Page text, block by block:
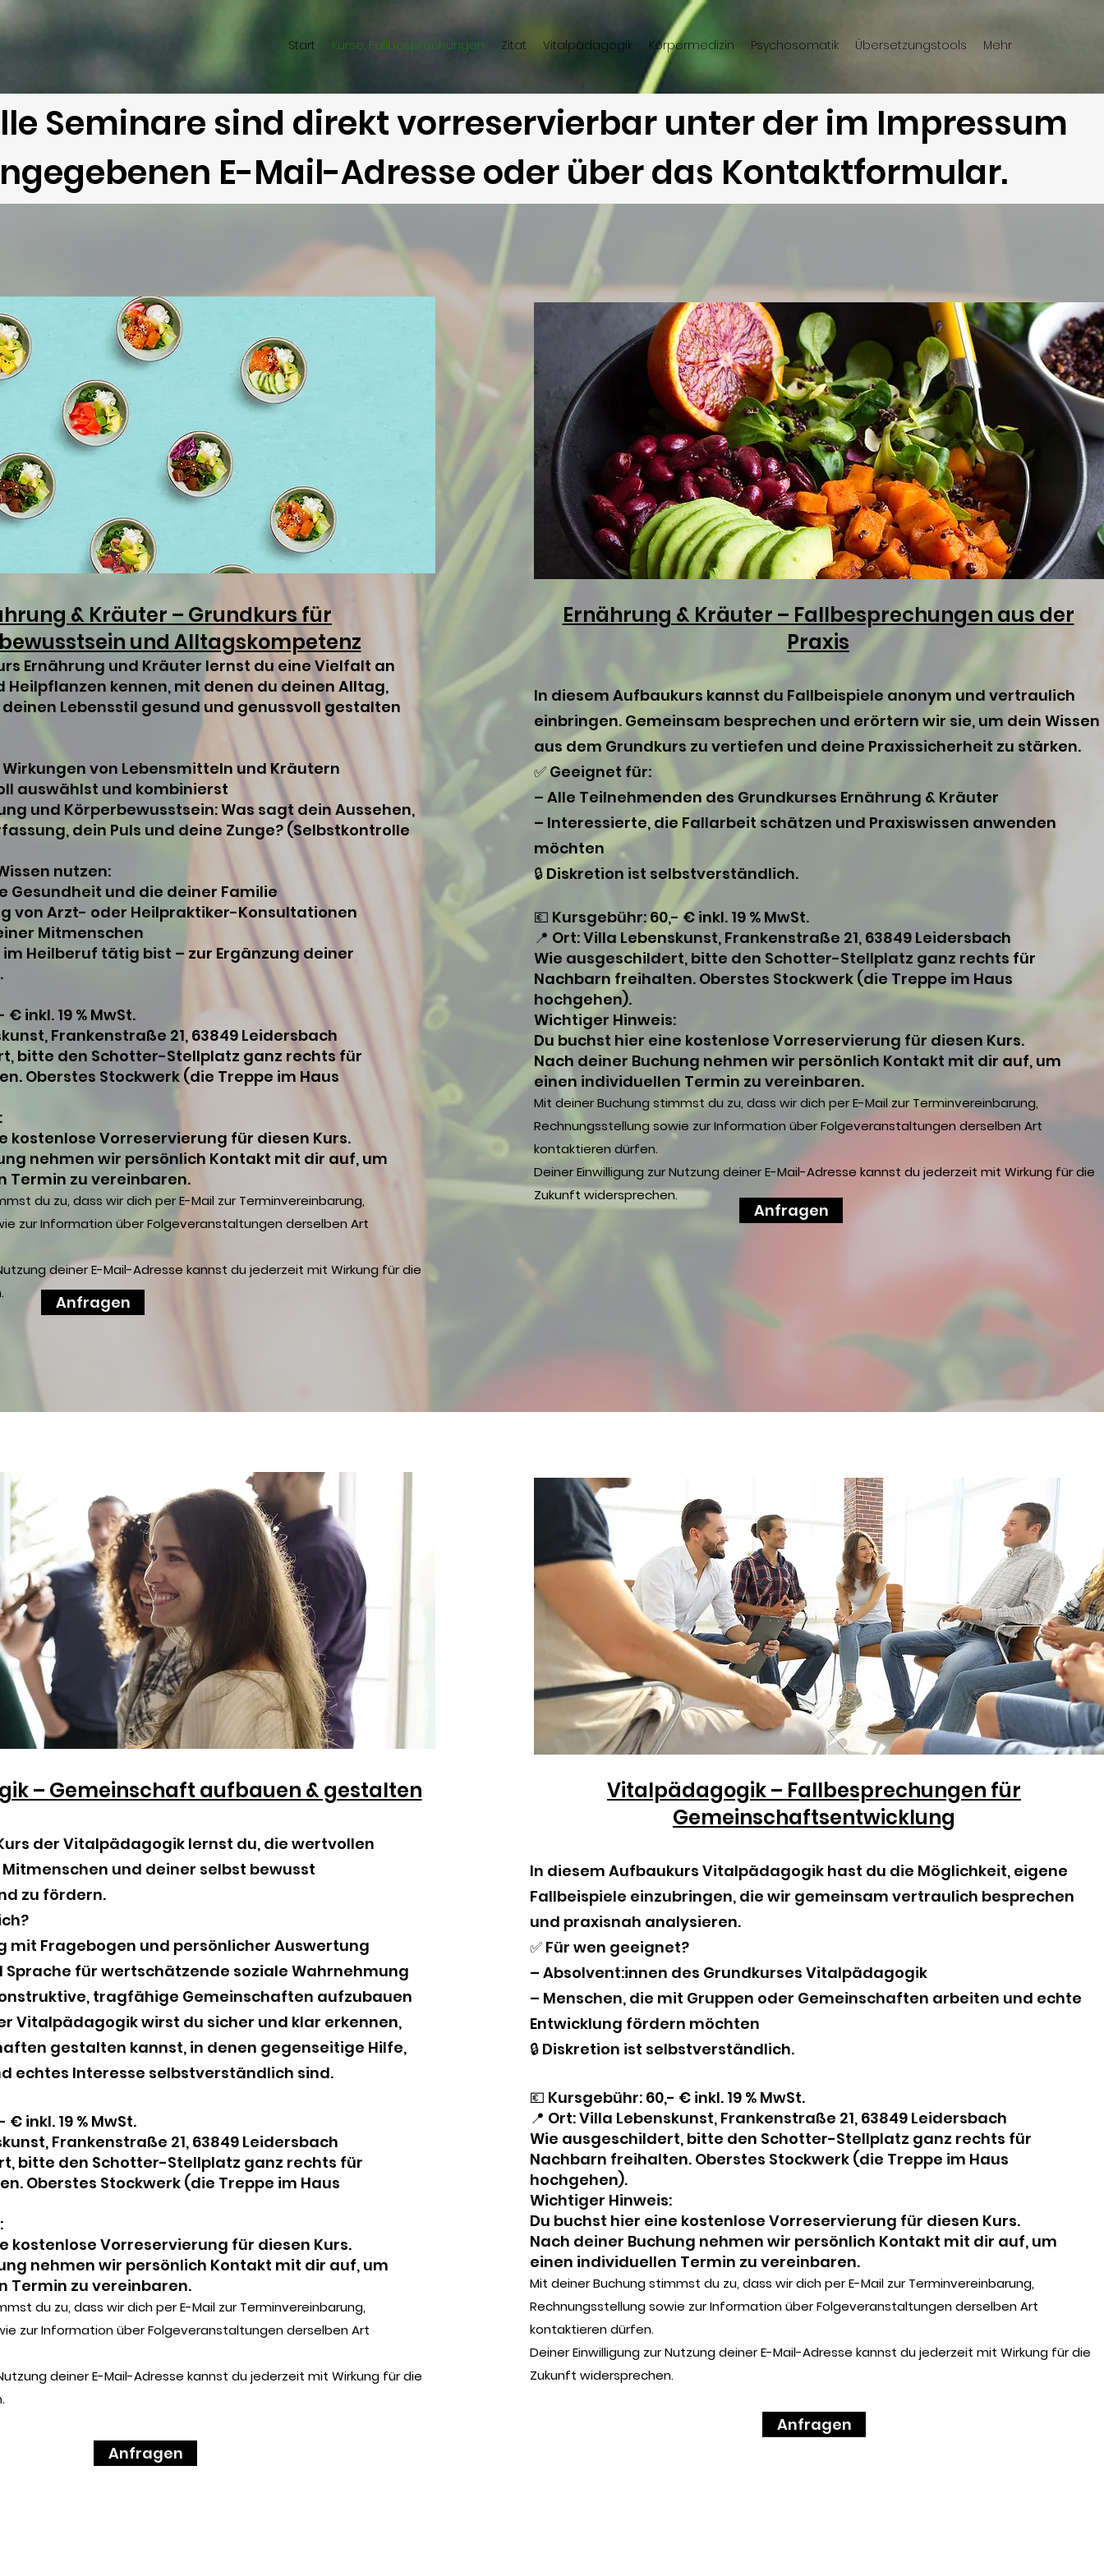
Start Kurse, Fallbesprechungen Zitat Vitalpädagogik Körpermedizin Psychosomatik Übersetzungstools Mehr
Seminare sind direkt vorreservierbar unter der im Impressum
E-Mail-Adresse oder über das Kontaktformular.
your site with a short, engaging introduction.
click to edit and add your own text.
& Kräuter – Grundkurs für
und Alltagskompetenz
Ernährung und Kräuter lernst du eine Vielfalt an
Heilpflanzen kennen, mit denen du deinen Alltag,
Lebensstil gesund und genussvoll gestalten
von Lebensmitteln und Kräutern
auswählst und kombinierst
und Körperbewusstsein: Was sagt dein Aussehen,
dein Puls und deine Zunge? (Selbstkontrolle
nutzen:
Gesundheit und die deiner Familie
von Arzt- oder Heilpraktiker-Konsultationen
Mitmenschen
im Heilberuf tätig bist – zur Ergänzung deiner
inkl. 19 % MwSt.
Frankenstraße 21, 63849 Leidersbach
bitte den Schotter-Stellplatz ganz rechts für
Oberstes Stockwerk (die Treppe im Haus
kostenlose Vorreservierung für diesen Kurs.
nehmen wir persönlich Kontakt mit dir auf, um
Termin zu vereinbaren.
du zu, dass wir dich per E-Mail zur Terminvereinbarung,
zur Information über Folgeveranstaltungen derselben Art
deiner E-Mail-Adresse kannst du jederzeit mit Wirkung für die
Anfragen
Ernährung & Kräuter – Fallbesprechungen aus der
Praxis
In diesem Aufbaukurs kannst du Fallbeispiele anonym und vertraulich
einbringen. Gemeinsam besprechen und erörtern wir sie, um dein Wissen
aus dem Grundkurs zu vertiefen und deine Praxissicherheit zu stärken.
✅ Geeignet für:
– Alle Teilnehmenden des Grundkurses Ernährung & Kräuter
– Interessierte, die Fallarbeit schätzen und Praxiswissen anwenden
möchten
🔒 Diskretion ist selbstverständlich.
💶 Kursgebühr: 60,- € inkl. 19 % MwSt.
📍 Ort: Villa Lebenskunst, Frankenstraße 21, 63849 Leidersbach
Wie ausgeschildert, bitte den Schotter-Stellplatz ganz rechts für
Nachbarn freihalten. Oberstes Stockwerk (die Treppe im Haus
hochgehen).
Wichtiger Hinweis:
Du buchst hier eine kostenlose Vorreservierung für diesen Kurs.
Nach deiner Buchung nehmen wir persönlich Kontakt mit dir auf, um
einen individuellen Termin zu vereinbaren.
Mit deiner Buchung stimmst du zu, dass wir dich per E-Mail zur Terminvereinbarung,
Rechnungsstellung sowie zur Information über Folgeveranstaltungen derselben Art
kontaktieren dürfen.
Deiner Einwilligung zur Nutzung deiner E-Mail-Adresse kannst du jederzeit mit Wirkung für die
Zukunft widersprechen.
Anfragen
your site with a short, engaging introduction.
click to edit and add your own text.
– Gemeinschaft aufbauen & gestalten
der Vitalpädagogik lernst du, die wertvollen
und deiner selbst bewusst
zu fördern.
mit Fragebogen und persönlicher Auswertung
für wertschätzende soziale Wahrnehmung
tragfähige Gemeinschaften aufzubauen
Vitalpädagogik wirst du sicher und klar erkennen,
gestalten kannst, in denen gegenseitige Hilfe,
echtes Interesse selbstverständlich sind.
inkl. 19 % MwSt.
Frankenstraße 21, 63849 Leidersbach
bitte den Schotter-Stellplatz ganz rechts für
Oberstes Stockwerk (die Treppe im Haus
kostenlose Vorreservierung für diesen Kurs.
nehmen wir persönlich Kontakt mit dir auf, um
Termin zu vereinbaren.
du zu, dass wir dich per E-Mail zur Terminvereinbarung,
zur Information über Folgeveranstaltungen derselben Art
deiner E-Mail-Adresse kannst du jederzeit mit Wirkung für die
Anfragen
Vitalpädagogik – Fallbesprechungen für
Gemeinschaftsentwicklung
In diesem Aufbaukurs Vitalpädagogik hast du die Möglichkeit, eigene
Fallbeispiele einzubringen, die wir gemeinsam vertraulich besprechen
und praxisnah analysieren.
✅ Für wen geeignet?
– Absolvent:innen des Grundkurses Vitalpädagogik
– Menschen, die mit Gruppen oder Gemeinschaften arbeiten und echte
Entwicklung fördern möchten
🔒 Diskretion ist selbstverständlich.
💶 Kursgebühr: 60,- € inkl. 19 % MwSt.
📍 Ort: Villa Lebenskunst, Frankenstraße 21, 63849 Leidersbach
Wie ausgeschildert, bitte den Schotter-Stellplatz ganz rechts für
Nachbarn freihalten. Oberstes Stockwerk (die Treppe im Haus
hochgehen).
Wichtiger Hinweis:
Du buchst hier eine kostenlose Vorreservierung für diesen Kurs.
Nach deiner Buchung nehmen wir persönlich Kontakt mit dir auf, um
einen individuellen Termin zu vereinbaren.
Mit deiner Buchung stimmst du zu, dass wir dich per E-Mail zur Terminvereinbarung,
Rechnungsstellung sowie zur Information über Folgeveranstaltungen derselben Art
kontaktieren dürfen.
Deiner Einwilligung zur Nutzung deiner E-Mail-Adresse kannst du jederzeit mit Wirkung für die
Zukunft widersprechen.
Anfragen